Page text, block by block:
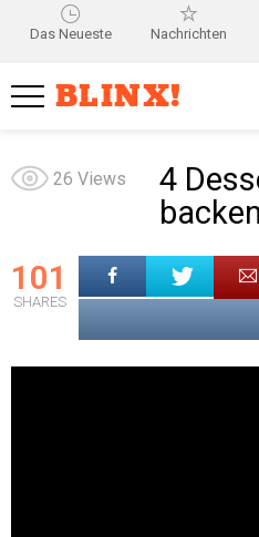
Das Neueste Nachrichten
BLINX!
26 Views
4
backen
101
SHARES